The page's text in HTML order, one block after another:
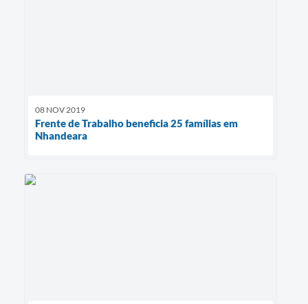
08 NOV 2019
Frente de Trabalho beneficia 25 famílias em
Nhandeara